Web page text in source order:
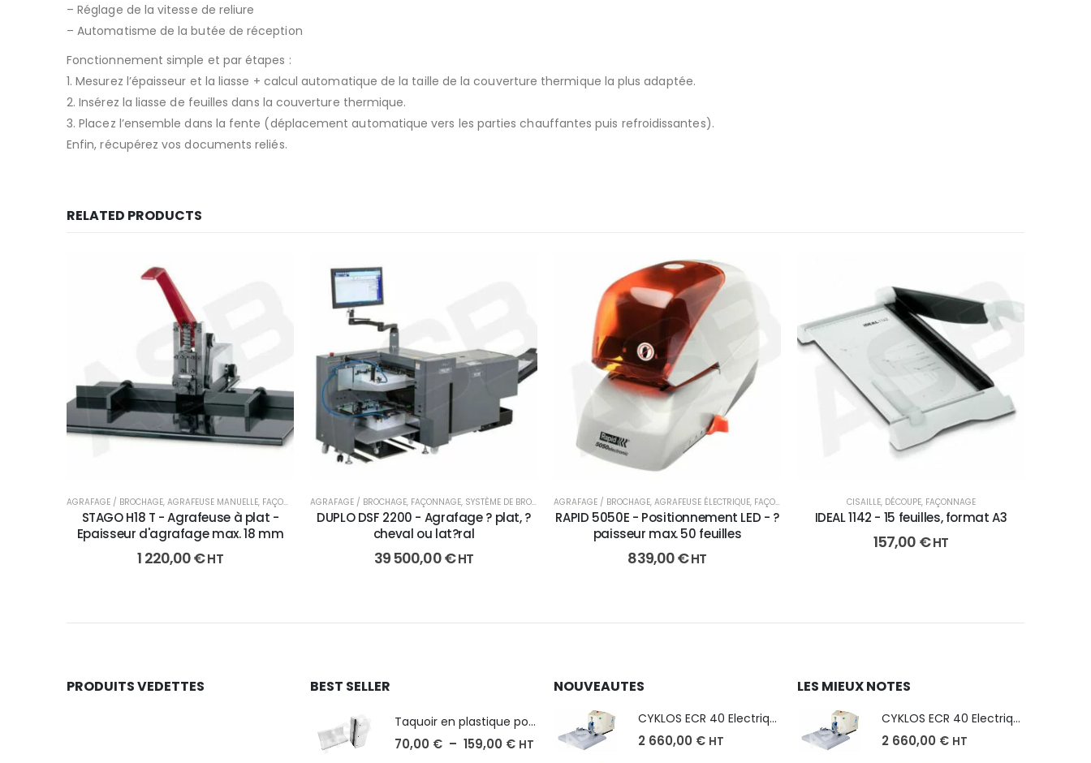
– Réglage de la vitesse de reliure
– Automatisme de la butée de réception
Fonctionnement simple et par étapes :
1. Mesurez l’épaisseur et la liasse + calcul automatique de la taille de la couverture thermique la plus adaptée.
2. Insérez la liasse de feuilles dans la couverture thermique.
3. Placez l’ensemble dans la fente (déplacement automatique vers les parties chauffantes puis refroidissantes).
Enfin, récupérez vos documents reliés.
RELATED PRODUCTS
AGRAFAGE / BROCHAGE, AGRAFEUSE MANUELLE, FAÇONNAGE
STAGO H18 T - Agrafeuse à plat -
Epaisseur d'agrafage max. 18 mm
1 220,00€HT
AGRAFAGE / BROCHAGE, FAÇONNAGE, SYSTÈME DE BROCHAGE
DUPLO DSF 2200 - Agrafage ? plat, ?
cheval ou lat?ral
39 500,00€HT
AGRAFAGE / BROCHAGE, AGRAFEUSE ÉLECTRIQUE, FAÇONNAGE
RAPID 5050E - Positionnement LED - ?
paisseur max. 50 feuilles
839,00€HT
CISAILLE, DÉCOUPE, FAÇONNAGE
IDEAL 1142 - 15 feuilles, format A3
157,00 €HT
PRODUITS VEDETTES BEST SELLER
Taquoir en plastique pour Massicot
70,00 € – 159,00 € HT
NOUVEAUTES
CYKLOS ECR 40 Electrique - Format A3, plusieurs unités coupe
2 660,00 € HT
LES MIEUX NOTES
CYKLOS ECR 40 Electrique - Format A3, plusieurs unités coupe
2 660,00 € HT